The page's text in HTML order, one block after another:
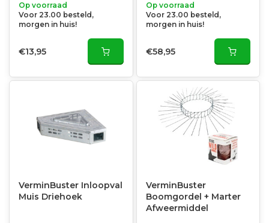
Op voorraad
Voor 23.00 besteld,
morgen in huis!
€13,95
Op voorraad
Voor 23.00 besteld,
morgen in huis!
€58,95
VerminBuster Inloopval
Muis Driehoek
VerminBuster
Boomgordel + Marter
Afweermiddel